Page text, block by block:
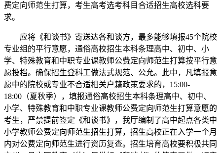
费定向师范生打算，考生高考选考科目合适招生高校选科要
求。
应将《和谈书》寄送达各和谈方，最多能够填报45个院校
专业组的平行意愿，通俗高校招生本科条理高中、初中、小
学、特殊教育和中职专业课教师公费定向师范生打算按平行意
愿投档。确保招生登科工做法式规范、公允。此中，凡填报意
愿中的院校或专业不合适相关户籍政策要求的，15:00-
18:00（夏秋季），填报通俗高校招生本科条理高中、初中、
小学、特殊教育和中职专业课教师公费定向师范生打算意愿的
考生，严禁提前签定《和谈书》，我厅编制了高中起点各类中
小学教师公费定向师范生招生打算，招生高校正在入学一个月
内对公费定向师范生进行资历复查。招生培育高校要积极共同